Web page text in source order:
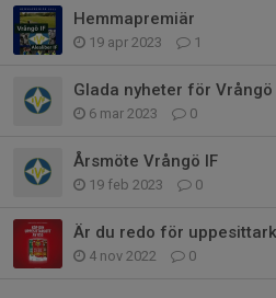
Hemmapremiär
19 apr 2023 1
6 mar 2023 0
Årsmöte Vrångö IF
19 feb 2023 0
Är du redo för
4 nov 2022 0